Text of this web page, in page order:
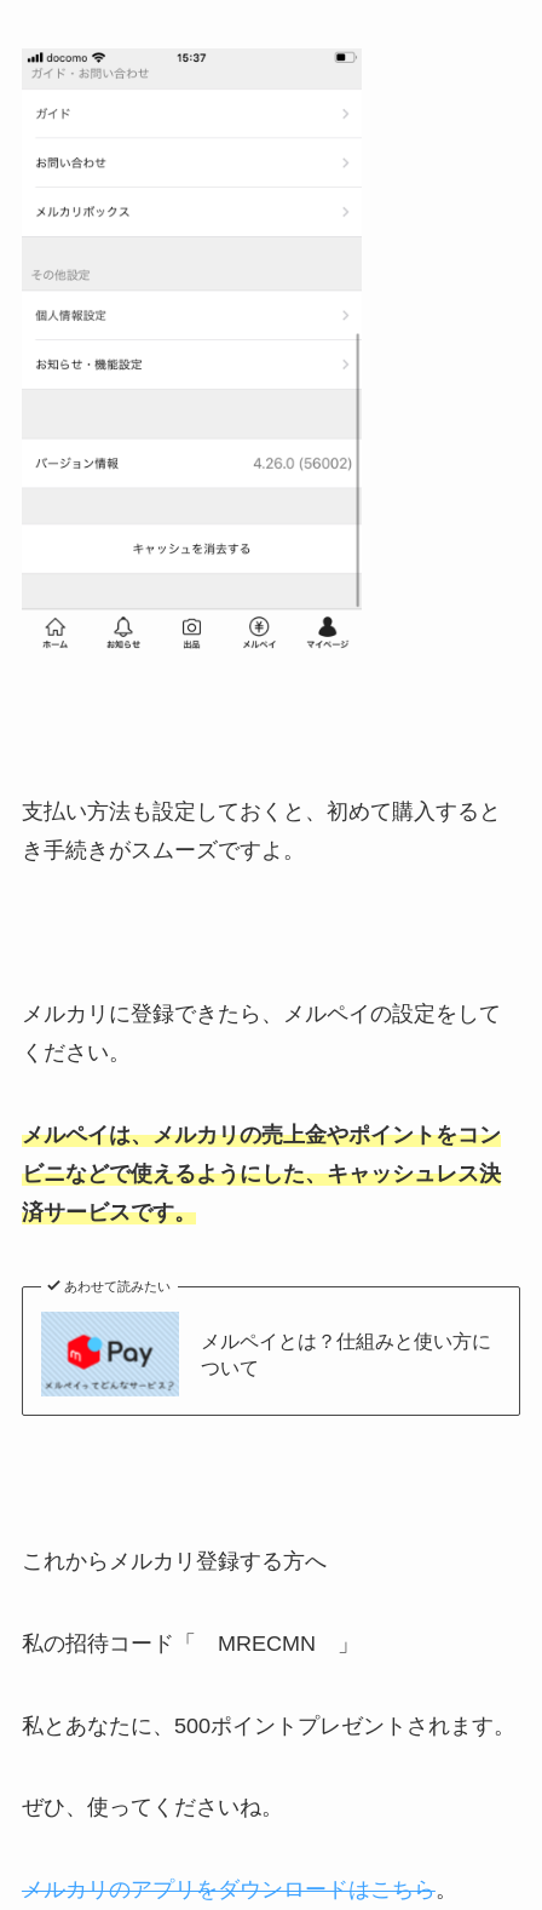
支払い方法も設定しておくと、初めて購入すると
き手続きがスムーズですよ。
メルカリに登録できたら、メルペイの設定をして
ください。
メルペイは、メルカリの売上金やポイントをコン
ビニなどで使えるようにした、キャッシュレス決
済サービスです。
あわせて読みたい
メルペイとは？仕組みと使い方に
ついて
これからメルカリ登録する方へ
私の招待コード「 MRECMN 」
私とあなたに、500ポイントプレゼントされます。
ぜひ、使ってくださいね。
メルカリのアプリをダウンロードはこちら。